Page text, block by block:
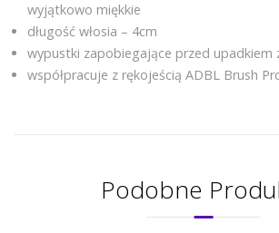
wyjątkowo miękkie
długość włosia – 4cm
wypustki zapobiegające przed upadkiem
współpracuje z rękojeścią ADBL Brush
Podobne